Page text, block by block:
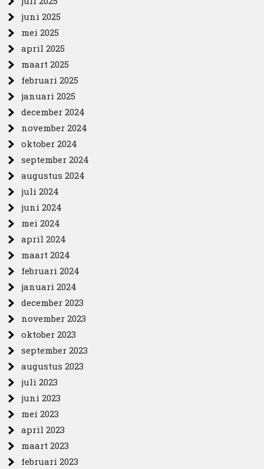
juni 2025
mei 2025
april 2025
maart 2025
februari 2025
januari 2025
december 2024
november 2024
oktober 2024
september 2024
augustus 2024
juli 2024
juni 2024
mei 2024
april 2024
maart 2024
februari 2024
januari 2024
december 2023
november 2023
oktober 2023
september 2023
augustus 2023
juli 2023
juni 2023
mei 2023
april 2023
maart 2023
februari 2023